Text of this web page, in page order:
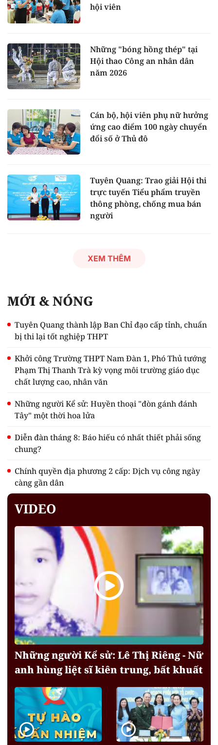
hội viên
Những "bóng hồng thép" tại
Hội thao Công an nhân dân
năm 2026
Cán bộ, hội viên phụ nữ hưởng
ứng cao điểm 100 ngày chuyển
đổi số ở Thủ đô
Tuyên Quang: Trao giải Hội thi
trực tuyến Tiểu phẩm truyền
thông phòng, chống mua bán
người
XEM THÊM
MỚI & NÓNG
Tuyên Quang thành lập Ban Chỉ đạo cấp tỉnh, chuẩn
bị thi lại tốt nghiệp THPT
Khởi công Trường THPT Nam Đàn 1, Phó Thủ tướng
Phạm Thị Thanh Trà kỳ vọng môi trường giáo dục
chất lượng cao, nhân văn
Những người Kể sử: Huyền thoại "đòn gánh đánh
Tây" một thời hoa lửa
Diễn đàn tháng 8: Báo hiếu có nhất thiết phải sống
chung?
Chính quyền địa phương 2 cấp: Dịch vụ công ngày
càng gần dân
VIDEO
Những người Kể sử: Lê Thị Riêng - Nữ
anh hùng liệt sĩ kiên trung, bất khuất